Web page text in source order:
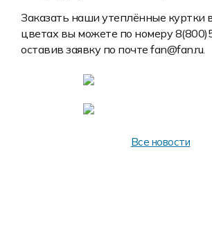
Заказать наши утеплённые куртки
цветах вы можете по номеру
оставив заявку по почте fan@fan.ru.
Все новости
Мерч и сувенирка
Форма в наличии
Распродажа
Статьи
Реквизиты
Маркировка и упаковка
Система скидок и наценок
Пользовательское соглашение